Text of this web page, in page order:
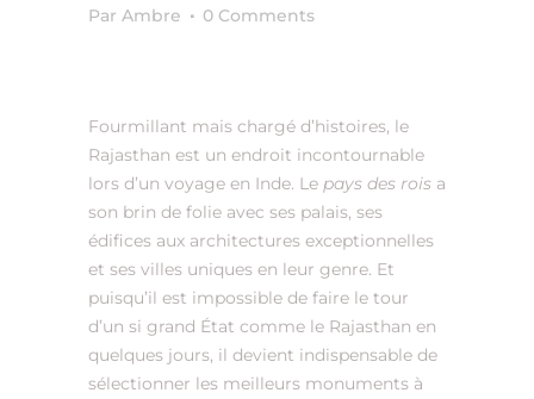
Par Ambre 0 Comments
Fourmillant mais chargé d’histoires, le
Rajasthan est un endroit incontournable
lors d’un voyage en Inde. Le pays des rois a
son brin de folie avec ses palais, ses
édifices aux architectures exceptionnelles
et ses villes uniques en leur genre. Et
puisqu’il est impossible de faire le tour
d’un si grand État comme le Rajasthan en
quelques jours, il devient indispensable de
sélectionner les meilleurs monuments à